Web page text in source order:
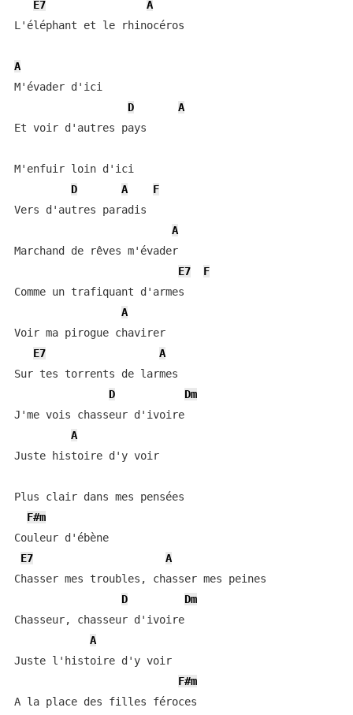
E7
A
L'éléphant et le rhinocéros
A
M'évader d'ici
D
A
Et voir d'autres pays
M'enfuir loin d'ici
D
A
F
Vers d'autres paradis
A
Marchand de rêves m'évader
E7
F
Comme un trafiquant d'armes
A
Voir ma pirogue chavirer
E7
A
Sur tes torrents de larmes
D
Dm
J'me vois chasseur d'ivoire
A
Juste histoire d'y voir
Plus clair dans mes pensées
F#m
Couleur d'ébène
E7
A
Chasser mes troubles, chasser mes peines
D
Dm
Chasseur, chasseur d'ivoire
A
Juste l'histoire d'y voir
F#m
A la place des filles féroces